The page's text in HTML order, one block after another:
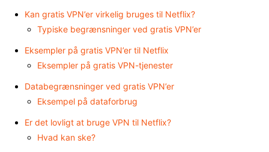
Kan gratis VPN’er virkelig bruges til Netflix?
Typiske begrænsninger ved gratis VPN’er
Eksempler på gratis VPN’er til Netflix
Eksempler på gratis VPN-tjenester
Databegrænsninger ved gratis VPN’er
Eksempel på dataforbrug
Er det lovligt at bruge VPN til Netflix?
Hvad kan ske?